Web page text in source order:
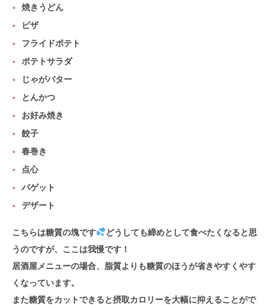
焼きうどん
ピザ
フライドポテト
ポテトサラダ
じゃがバター
とんかつ
お好み焼き
餃子
春巻き
点心
バゲット
デザート
こちらは糖質の塊です
どうしても締めとして食べたくなると思
うのですが、ここは我慢です！
居酒屋メニューの場合、脂質よりも糖質のほうが省きやすくやす
くなっています。
また糖質をカットできると摂取カロリーを大幅に抑えることがで